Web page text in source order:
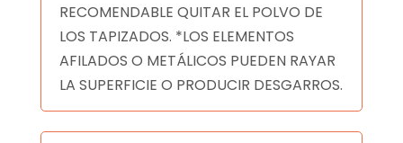
RECOMENDABLE QUITAR EL POLVO DE
LOS TAPIZADOS. *LOS ELEMENTOS
AFILADOS O METÁLICOS PUEDEN RAYAR
LA SUPERFICIE O PRODUCIR DESGARROS.